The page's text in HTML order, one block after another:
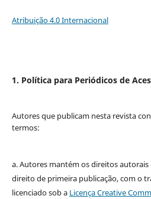
Atribuição 4.0 Internacional
1. Política para Periódicos de
Autores que publicam nesta revista
termos:
a. Autores mantém os direitos autorais
direito de primeira publicação, com o
licenciado sob a Licença Creative